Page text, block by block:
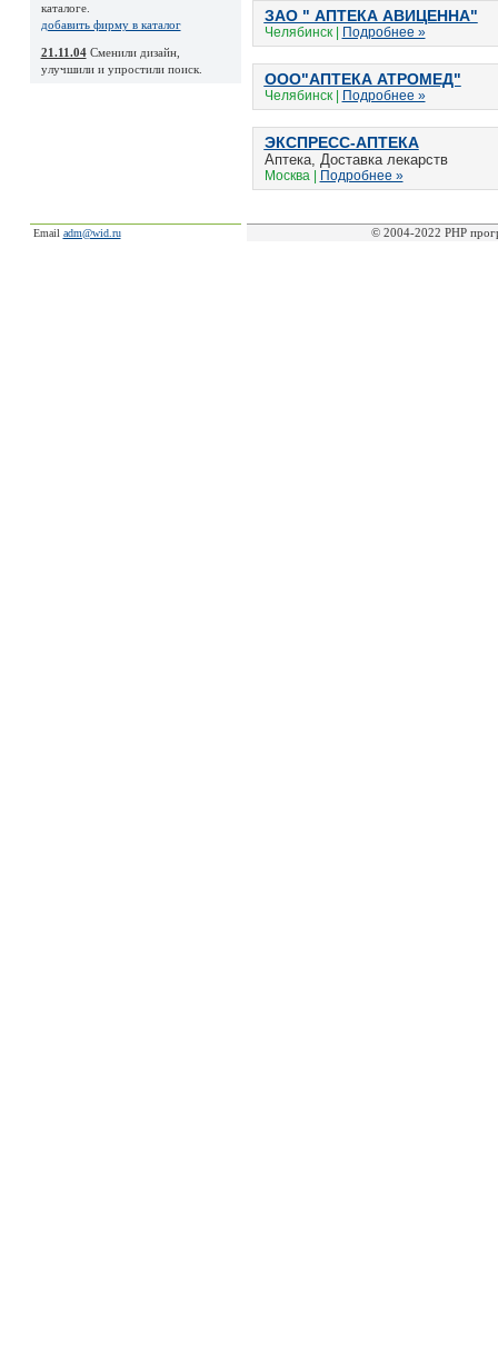
каталоге.
добавить фирму в каталог
21.11.04Сменили дизайн,
улучшили и упростили поиск.
ЗАО " АПТЕКА АВИЦЕННА"
Челябинск | Подробнее »
ООО"АПТЕКА АТРОМЕД"
Челябинск | Подробнее »
ЭКСПРЕСС-АПТЕКА
Аптека, Доставка лекарств
Москва | Подробнее »
Email adm@wid.ru © 2004-2022 PHP